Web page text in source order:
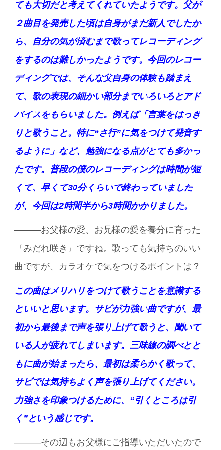
ても大切だと考えてくれていたようです。父が
２曲目を発売した頃は自身がまだ新人でしたか
ら、自分の気が済むまで歌ってレコーディング
をするのは難しかったようです。今回のレコー
ディングでは、そんな父自身の体験も踏まえ
て、歌の表現の細かい部分までいろいろとアド
バイスをもらいました。例えば「言葉をはっき
りと歌うこと。特に“さ行”に気をつけて発音す
るように」など、勉強になる点がとても多かっ
たです。普段の僕のレコーディングは時間が短
くて、早くて30分くらいで終わっていました
が、今回は2時間半から3時間かかりました。
———お父様の愛、お兄様の愛を養分に育った
『みだれ咲き』ですね。歌っても気持ちのいい
曲ですが、カラオケで気をつけるポイントは？
この曲はメリハリをつけて歌うことを意識する
といいと思います。サビが力強い曲ですが、最
初から最後まで声を張り上げて歌うと、聞いて
いる人が疲れてしまいます。三味線の調べとと
もに曲が始まったら、最初は柔らかく歌って、
サビでは気持ちよく声を張り上げてください。
力強さを印象つけるために、“引くところは引
く”という感じです。
———その辺もお父様にご指導いただいたので